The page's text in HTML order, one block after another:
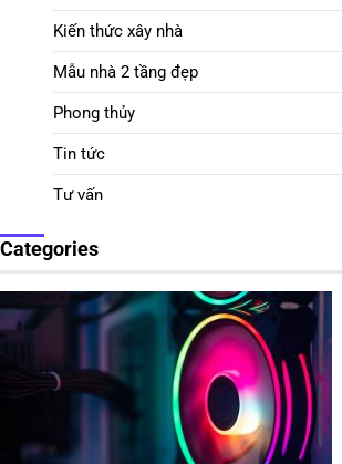
Kiến thức xây nhà
Mẫu nhà 2 tầng đẹp
Phong thủy
Tin tức
Tư vấn
Categories